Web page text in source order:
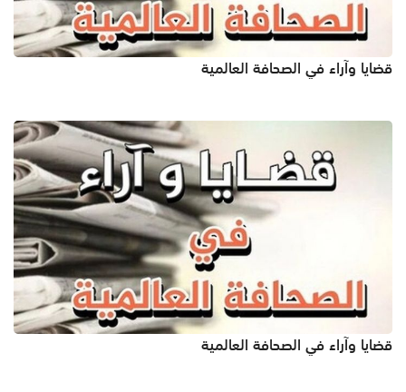
قضايا وآراء في الصحافة العالمية
قضايا وآراء في الصحافة العالمية